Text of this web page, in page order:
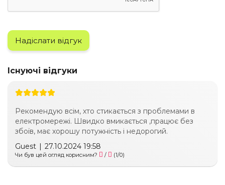
Надіслати відгук
Існуючі відгуки
Рекомендую всім, хто стикається з проблемами в
електромережі. Швидко вмикається ,працює без
збоїв, має хорошу потужність і недорогий.
Guest | 27.10.2024 19:58
Чи був цей огляд корисним? / (1/0)